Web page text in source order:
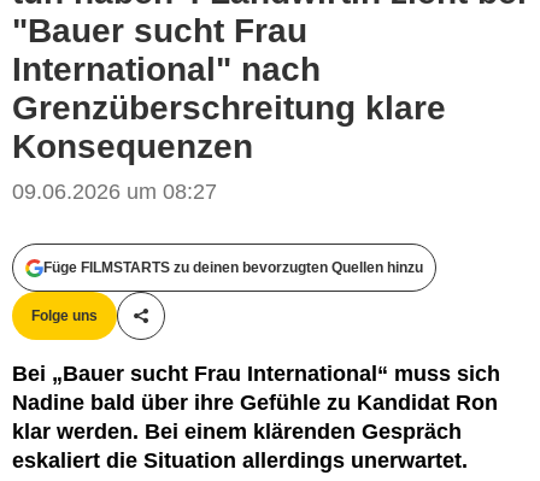
"Bauer sucht Frau
International" nach
Grenzüberschreitung klare
Konsequenzen
09.06.2026 um 08:27
Füge FILMSTARTS zu deinen bevorzugten Quellen hinzu
Folge uns
Teile diesen Artikel
Bei „Bauer sucht Frau International“ muss sich
Nadine bald über ihre Gefühle zu Kandidat Ron
klar werden. Bei einem klärenden Gespräch
eskaliert die Situation allerdings unerwartet.